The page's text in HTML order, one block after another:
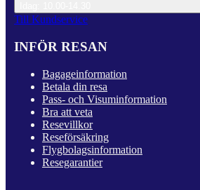
Till Kundservice
INFÖR RESAN
Bagageinformation
Betala din resa
Pass- och Visuminformation
Bra att veta
Resevillkor
Reseförsäkring
Flygbolagsinformation
Resegarantier